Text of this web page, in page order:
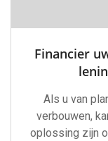
Financier
Als u van
verbouwen,
oplossing zijn